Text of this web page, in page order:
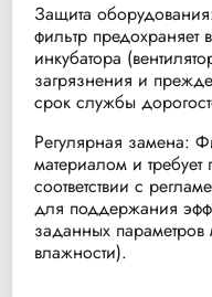
Защита
фильтр предохраняет
инкубатора
загрязнения и
срок службы
Регулярная замена:
материалом и
соответствии с
для поддержания
заданных параметров
влажности).